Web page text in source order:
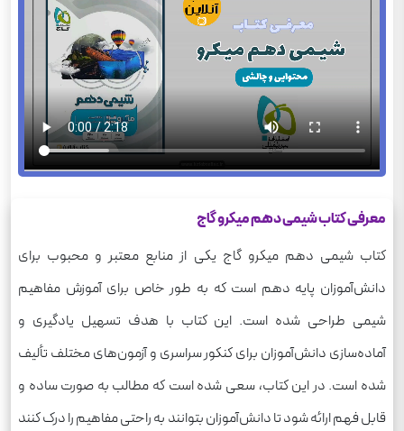
معرفی کتاب شیمی دهم میکرو گاج
کتاب شیمی دهم میکرو گاج یکی از منابع معتبر و محبوب برای
دانش‌آموزان پایه دهم است که به طور خاص برای آموزش مفاهیم
شیمی طراحی شده است. این کتاب با هدف تسهیل یادگیری و
آماده‌سازی دانش‌آموزان برای کنکور سراسری و آزمون‌های مختلف تألیف
شده است. در این کتاب، سعی شده است که مطالب به صورت ساده و
قابل فهم ارائه شود تا دانش‌آموزان بتوانند به راحتی مفاهیم را درک کنند